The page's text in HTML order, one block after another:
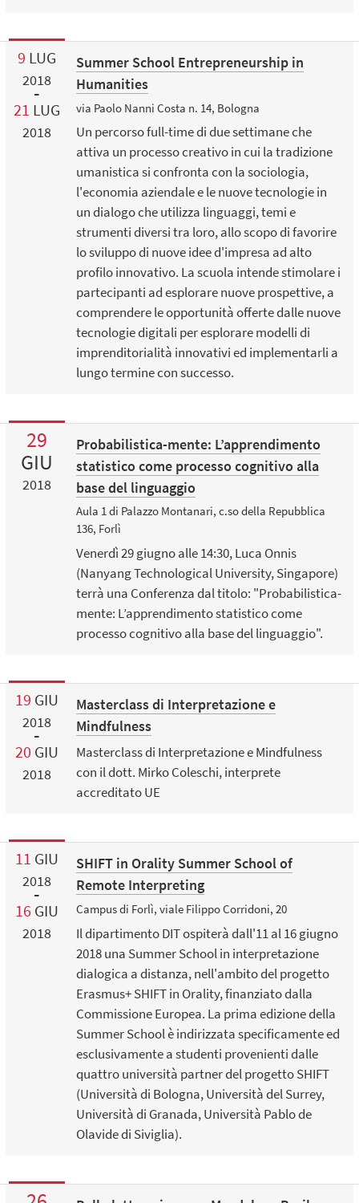
9 LUG
2018
21 LUG
2018
Summer School Entrepreneurship in
Humanities
via Paolo Nanni Costa n. 14, Bologna
Un percorso full-time di due settimane che
attiva un processo creativo in cui la tradizione
umanistica si confronta con la sociologia,
l'economia aziendale e le nuove tecnologie in
un dialogo che utilizza linguaggi, temi e
strumenti diversi tra loro, allo scopo di favorire
lo sviluppo di nuove idee d'impresa ad alto
profilo innovativo. La scuola intende stimolare i
partecipanti ad esplorare nuove prospettive, a
comprendere le opportunità offerte dalle nuove
tecnologie digitali per esplorare modelli di
imprenditorialità innovativi ed implementarli a
lungo termine con successo.
29
GIU
2018
Probabilistica-mente: L’apprendimento
statistico come processo cognitivo alla
base del linguaggio
Aula 1 di Palazzo Montanari, c.so della Repubblica
136, Forlì
Venerdì 29 giugno alle 14:30, Luca Onnis
(Nanyang Technological University, Singapore)
terrà una Conferenza dal titolo: "Probabilistica-
mente: L’apprendimento statistico come
processo cognitivo alla base del linguaggio".
19 GIU
2018
20 GIU
2018
Masterclass di Interpretazione ​e
Mindfulness
Masterclass di Interpretazione ​e Mindfulness
con il dott. Mirko Coleschi, interprete
accreditato UE
11 GIU
2018
16 GIU
2018
SHIFT in Orality Summer School of
Remote Interpreting
Campus di Forlì, viale Filippo Corridoni, 20
Il dipartimento DIT ospiterà dall'11 al 16 giugno
2018 una Summer School in interpretazione
dialogica a distanza, nell'ambito del progetto
Erasmus+ SHIFT in Orality, finanziato dalla
Commissione Europea. La prima edizione della
Summer School è indirizzata specificamente ed
esclusivamente a studenti provenienti dalle
quattro università partner del progetto SHIFT
(Università di Bologna, Università del Surrey,
Università di Granada, Università Pablo de
Olavide di Siviglia).